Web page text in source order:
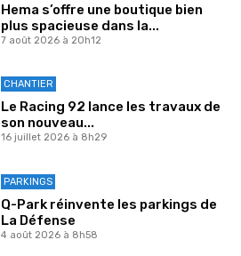
Hema s’offre une boutique bien
plus spacieuse dans la...
7 août 2026 à 20h12
CHANTIER
Le Racing 92 lance les travaux de
son nouveau...
16 juillet 2026 à 8h29
PARKINGS
Q-Park réinvente les parkings de
La Défense
4 août 2026 à 8h58